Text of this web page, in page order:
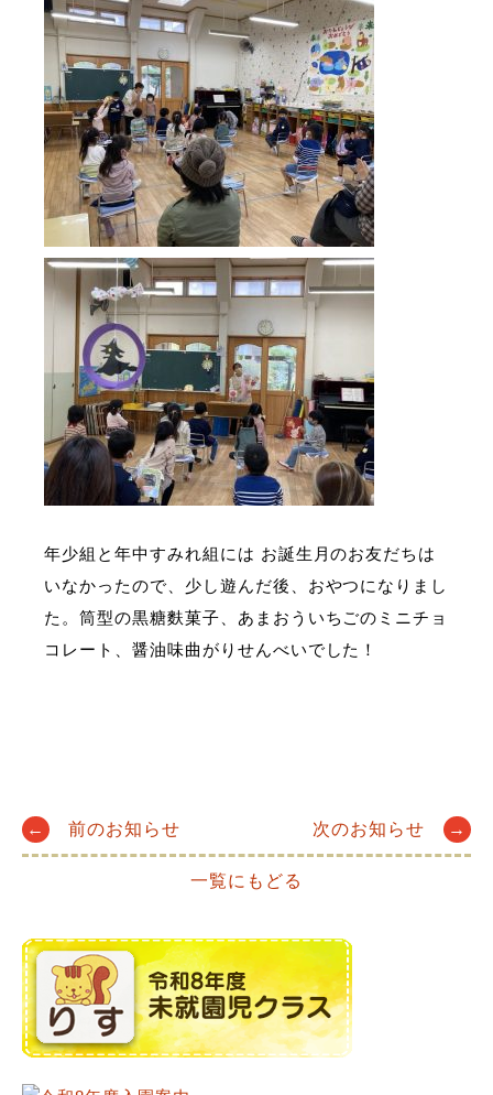
年少組と年中すみれ組には お誕生月のお友だちは
いなかったので、少し遊んだ後、おやつになりまし
た。筒型の黒糖麩菓子、あまおういちごのミニチョ
コレート、醤油味曲がりせんべいでした！
Post
← 前のお知らせ 次のお知らせ →
一覧にもどる